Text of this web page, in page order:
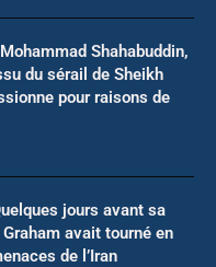
Shahabuddin,
du sérail de Sheikh
pour raisons de
jours avant sa
avait tourné en
de l’Iran